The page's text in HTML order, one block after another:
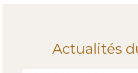
Actualités